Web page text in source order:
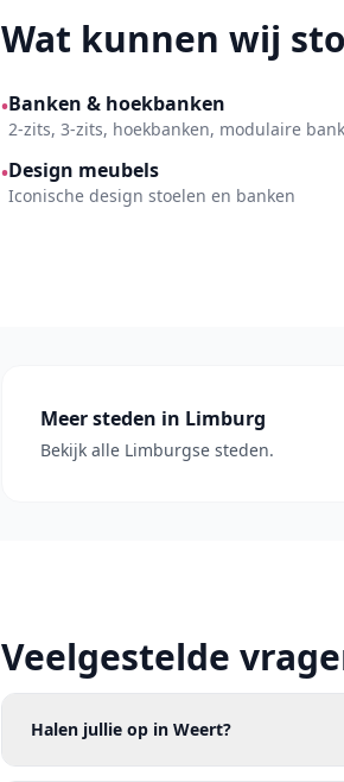
Wat kunnen wij
•Banken & hoekbanken
2-zits, 3-zits, hoekbanken, modulaire
•Design meubels
Iconische design stoelen en banken
Meer steden in Limburg
Bekijk alle Limburgse steden.
Veelgestelde
Halen jullie op in Weert?